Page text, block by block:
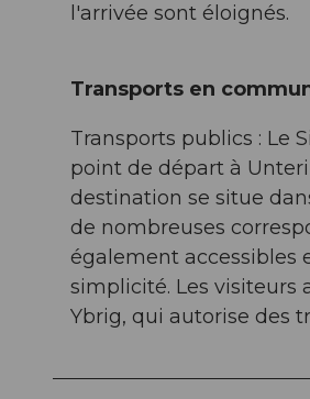
l'arrivée sont éloignés.
Transports en
Transports publics : Le
point de départ à
destination se situe
de nombreuses
également accessibles
simplicité. Les visiteurs
Ybrig, qui autorise des